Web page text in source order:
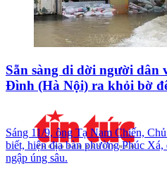
Sẵn sàng di dời người dân
Đình (Hà Nội) ra khỏi bờ
Sáng 11/9, ông Tạ Nam Chiến,
biết, hiện địa bàn phường Phúc
ngập úng sâu.